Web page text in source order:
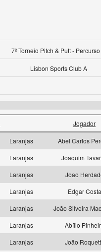
7º Torneio Pitch & Putt -
Lisbon Sports Club A
Jogador
Laranjas
Abel Carlos
Laranjas
Joaquim
Laranjas
Joao
Laranjas
Edgar Costa
Laranjas
João Silveira
Laranjas
Abílio
Laranjas
João